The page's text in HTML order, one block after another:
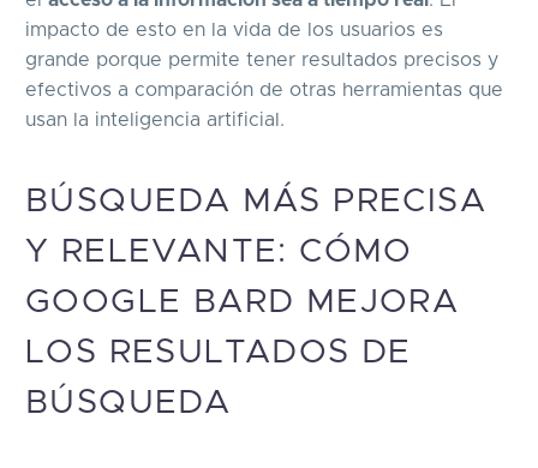
impacto de esto en la vida de los usuarios es
grande porque permite tener resultados precisos y
efectivos a comparación de otras herramientas que
usan la inteligencia artificial.
BÚSQUEDA MÁS PRECISA
Y RELEVANTE: CÓMO
GOOGLE BARD MEJORA
LOS RESULTADOS DE
BÚSQUEDA